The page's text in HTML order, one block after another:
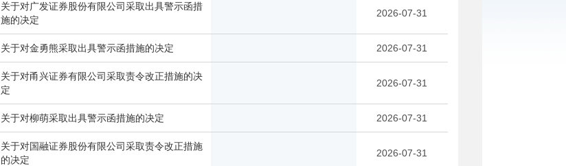
关于对广发证券股份有限公司采取出具警示函措
施的决定
2026-07-31
关于对金勇熊采取出具警示函措施的决定 2026-07-31
关于对甬兴证券有限公司采取责令改正措施的决
定
2026-07-31
关于对柳萌采取出具警示函措施的决定 2026-07-31
关于对国融证券股份有限公司采取责令改正措施
的决定
2026-07-31